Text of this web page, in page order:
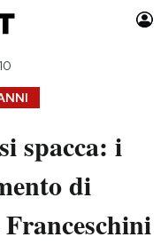
Moda
Idee
spacca: i
di